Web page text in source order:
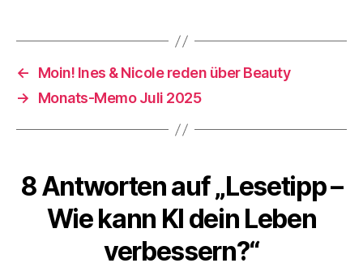
←
Moin! Ines & Nicole reden über Beauty
→
Monats-Memo Juli 2025
8 Antworten auf „Lesetipp –
Wie kann KI dein Leben
verbessern?“